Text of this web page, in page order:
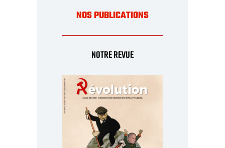
NOS PUBLICATIONS
NOTRE REVUE